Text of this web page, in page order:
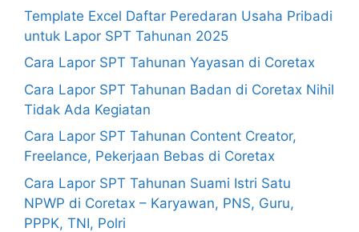
Template Excel Daftar Peredaran Usaha Pribadi
untuk Lapor SPT Tahunan 2025
Cara Lapor SPT Tahunan Yayasan di Coretax
Cara Lapor SPT Tahunan Badan di Coretax Nihil
Tidak Ada Kegiatan
Cara Lapor SPT Tahunan Content Creator,
Freelance, Pekerjaan Bebas di Coretax
Cara Lapor SPT Tahunan Suami Istri Satu
NPWP di Coretax – Karyawan, PNS, Guru,
PPPK, TNI, Polri